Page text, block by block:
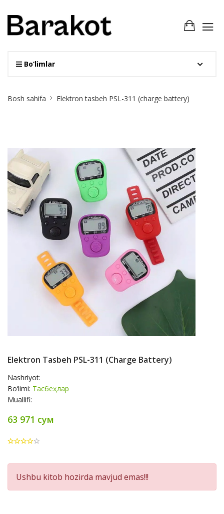
Bo‘limlar
Breadcrumb
Bosh sahifa Elektron tasbeh PSL-311 (charge battery)
Elektron Tasbeh PSL-311 (charge Battery)
Nashriyot:
Bo‘limi: Тасбеҳлар
Muallifi:
63 971 сум
Product
Summery
Ushbu kitob hozirda mavjud emas!!!